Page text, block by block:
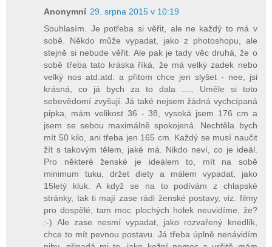
Anonymní 29. srpna 2015 v 10:19
Souhlasím. Je potřeba si věřit, ale ne každý to má v
sobě. Někdo může vypadat, jako z photoshopu, ale
stejně si nebude věřit. Ale pak je tady věc druhá, že o
sobě třeba tato kráska říká, že má velký zadek nebo
velký nos atd.atd. a přitom chce jen slyšet - nee, jsi
krásná, co já bych za to dala ..... Uměle si toto
sebevědomí zvyšují. Já také nejsem žádná vychcípaná
pipka, mám velikost 36 - 38, vysoká jsem 176 cm a
jsem se sebou maximálně spokojená. Nechtěla bych
mít 50 kilo, ani třeba jen 165 cm. Každý se musí naučit
žít s takovým tělem, jaké má. Nikdo neví, co je ideál.
Pro některé ženské je ideálem to, mít na sobě
minimum tuku, držet diety a málem vypadat, jako
15letý kluk. A když se na to podívám z chlapské
stránky, tak ti mají zase rádi ženské postavy, viz. filmy
pro dospělé, tam moc plochých holek neuvidíme, že?
:-) Ale zase nesmí vypadat, jako rozvařený knedlík,
chce to mít pevnou postavu. Já třeba úplně nenávidím